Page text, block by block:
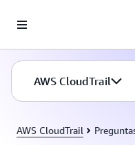
AWS CloudTrail
AWS CloudTrail